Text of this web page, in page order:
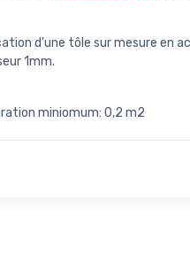
d'une tôle sur mesure en
1mm.
miniomum: 0,2 m2